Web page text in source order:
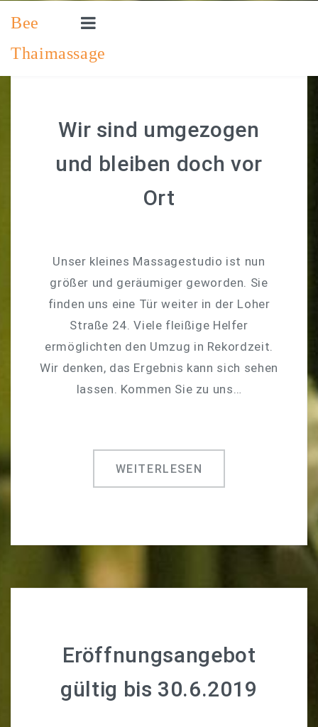
Bee
Thaimassage
Wir sind umgezogen
und bleiben doch vor
Ort
Unser kleines Massagestudio ist nun
größer und geräumiger geworden. Sie
finden uns eine Tür weiter in der Loher
Straße 24. Viele fleißige Helfer
ermöglichten den Umzug in Rekordzeit.
Wir denken, das Ergebnis kann sich sehen
lassen. Kommen Sie zu uns…
WEITERLESEN
Eröffnungsangebot
gültig bis 30.6.2019